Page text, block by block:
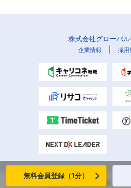
株式会社グローバル
企業情報 採用
Copyright (C) Globalway, Inc.
無料会員登録（1分）